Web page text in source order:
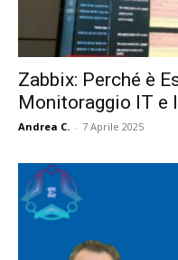
Zabbix: Perché è
Monitoraggio IT e
Andrea C. - 7 Aprile 2025